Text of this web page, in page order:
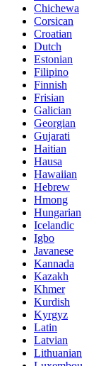
Chichewa
Corsican
Croatian
Dutch
Estonian
Filipino
Finnish
Frisian
Galician
Georgian
Gujarati
Haitian
Hausa
Hawaiian
Hebrew
Hmong
Hungarian
Icelandic
Igbo
Javanese
Kannada
Kazakh
Khmer
Kurdish
Kyrgyz
Latin
Latvian
Lithuanian